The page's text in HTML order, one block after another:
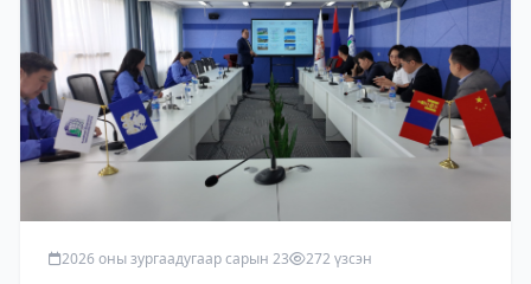
2026 оны зургаадугаар сарын 23 272 үзсэн